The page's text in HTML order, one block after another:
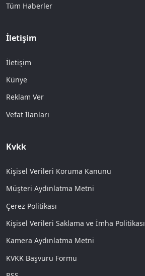
Tüm Haberler
İletişim
İletişim
Künye
Reklam Ver
Vefat İlanları
Kvkk
Kişisel Verileri Koruma Kanunu
Müşteri Aydınlatma Metni
Çerez Politikası
Kişisel Verileri Saklama ve İmha Politikası
Kamera Aydınlatma Metni
KVKK Başvuru Formu